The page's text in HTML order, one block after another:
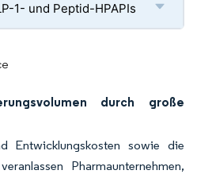
1- und Peptid-HPAPIs
durch große
Entwicklungskosten sowie die
Pharmaunternehmen,